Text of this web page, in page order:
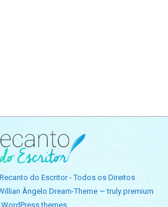
do Escritor - Todos os Direitos
Ângelo Dream-Theme — truly premium
WordPress themes